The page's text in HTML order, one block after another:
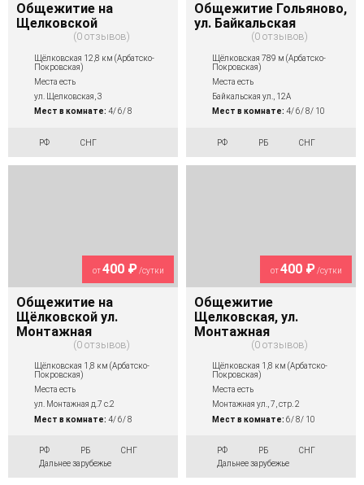
Общежитие на
Щелковской
0 отзывов
Щёлковская 12,8 км (Арбатско-
Покровская)
Места есть
ул. Щелковская, 3
Мест в комнате: 4/ 6/ 8
РФ СНГ
Общежитие Гольяново,
ул. Байкальская
0 отзывов
Щёлковская 789 м (Арбатско-
Покровская)
Места есть
Байкальская ул., 12А
Мест в комнате: 4/ 6/ 8/ 10
РФ РБ СНГ
от400 ₽/сутки
Общежитие на
Щёлковской ул.
Монтажная
0 отзывов
Щёлковская 1,8 км (Арбатско-
Покровская)
Места есть
ул. Монтажная д.7 с.2
Мест в комнате: 4/ 6/ 8
РФ РБ
СНГ
Дальнее зарубежье
от400 ₽/сутки
Общежитие
Щелковская, ул.
Монтажная
0 отзывов
Щёлковская 1,8 км (Арбатско-
Покровская)
Места есть
Монтажная ул., 7, стр. 2
Мест в комнате: 6/ 8/ 10
РФ РБ
СНГ
Дальнее зарубежье